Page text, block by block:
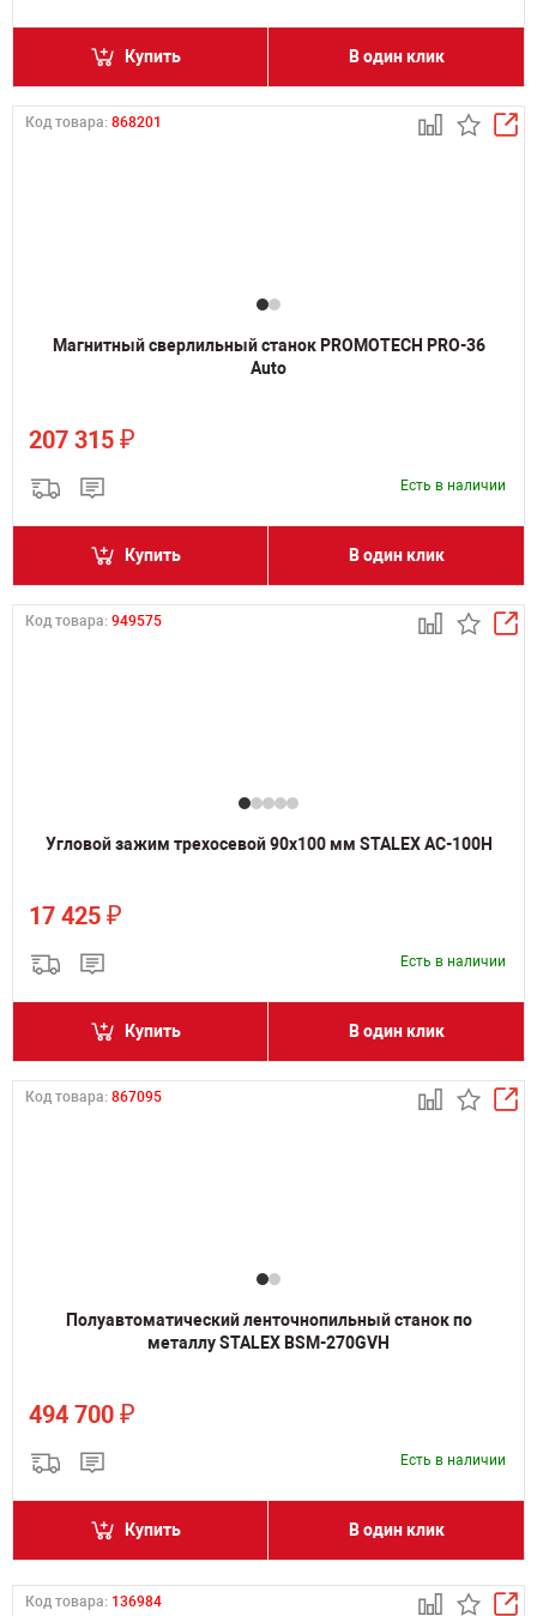
Купить В один клик
Код товара: 868201
Магнитный сверлильный станок PROMOTECH PRO-36
Auto
207 315 ₽
Есть в наличии
Купить В один клик
Код товара: 949575
Угловой зажим трехосевой 90х100 мм STALEX AC-100Н
17 425 ₽
Есть в наличии
Купить В один клик
Код товара: 867095
Полуавтоматический ленточнопильный станок по
металлу STALEX BSM-270GVH
494 700 ₽
Есть в наличии
Купить В один клик
Код товара: 136984